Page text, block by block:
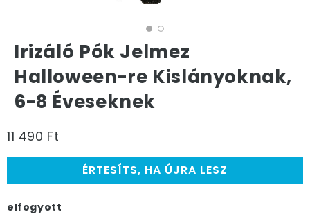
Irizáló Pók Jelmez
Halloween-re Kislányoknak,
6-8 Éveseknek
11 490 Ft
ÉRTESÍTS, HA ÚJRA LESZ
elfogyott